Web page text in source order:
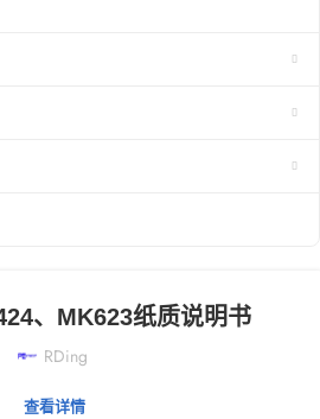
、MK623纸质说明书
RDing
查看详情